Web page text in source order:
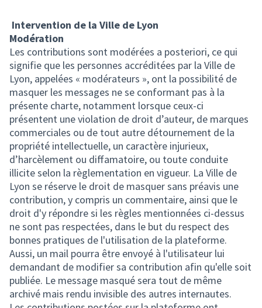
Intervention de la Ville de Lyon
Modération
Les contributions sont modérées a posteriori, ce qui
signifie que les personnes accréditées par la Ville de
Lyon, appelées « modérateurs », ont la possibilité de
masquer les messages ne se conformant pas à la
présente charte, notamment lorsque ceux-ci
présentent une violation de droit d’auteur, de marques
commerciales ou de tout autre détournement de la
propriété intellectuelle, un caractère injurieux,
d’harcèlement ou diffamatoire, ou toute conduite
illicite selon la règlementation en vigueur. La Ville de
Lyon se réserve le droit de masquer sans préavis une
contribution, y compris un commentaire, ainsi que le
droit d'y répondre si les règles mentionnées ci-dessus
ne sont pas respectées, dans le but du respect des
bonnes pratiques de l'utilisation de la plateforme.
Aussi, un mail pourra être envoyé à l'utilisateur lui
demandant de modifier sa contribution afin qu'elle soit
publiée. Le message masqué sera tout de même
archivé mais rendu invisible des autres internautes.